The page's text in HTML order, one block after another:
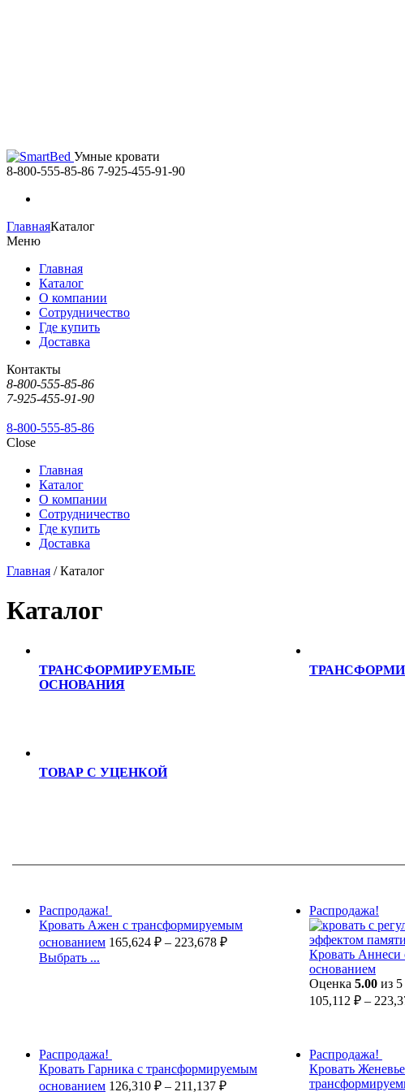
Умные кровати
8-800-555-85-86 7-925-455-91-90
ГлавнаяКаталог
Меню
Главная
Каталог
О компании
Сотрудничество
Где купить
Доставка
Контакты
8-800-555-85-86
7-925-455-91-90
8-800-555-85-86
Close
Главная
Каталог
О компании
Сотрудничество
Где купить
Доставка
Главная / Каталог
Каталог
ТРАНСФОРМИРУЕМЫЕ
ОСНОВАНИЯ
ТОВАР С УЦЕНКОЙ
Распродажа!
Кровать Ажен с трансформируемым
основанием 165,624 ₽ – 223,678 ₽
Выбрать ...
Распродажа!
Кровать
основанием
Оценка 5.00из 5
105,112 ₽–
Распродажа!
Кровать Гарника с трансформируемым
основанием 126,310 ₽ – 211,137 ₽
Распродажа!
Кровать